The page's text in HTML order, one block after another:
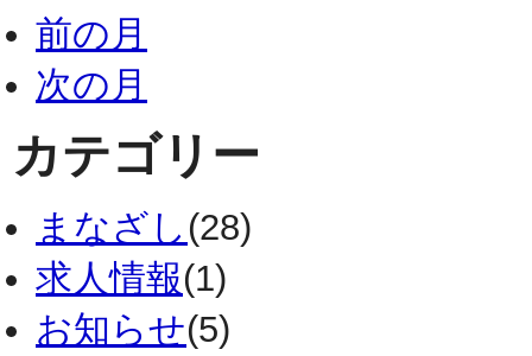
前の月
次の月
カテゴリー
まなざし (28)
求人情報(1)
お知らせ(5)